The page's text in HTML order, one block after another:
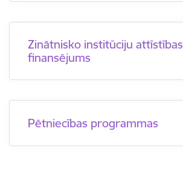
Zinātnisko institūciju attīstības
finansējums
Pētniecības programmas